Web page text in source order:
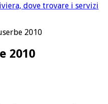
dove trovare i servizi
2010
2010